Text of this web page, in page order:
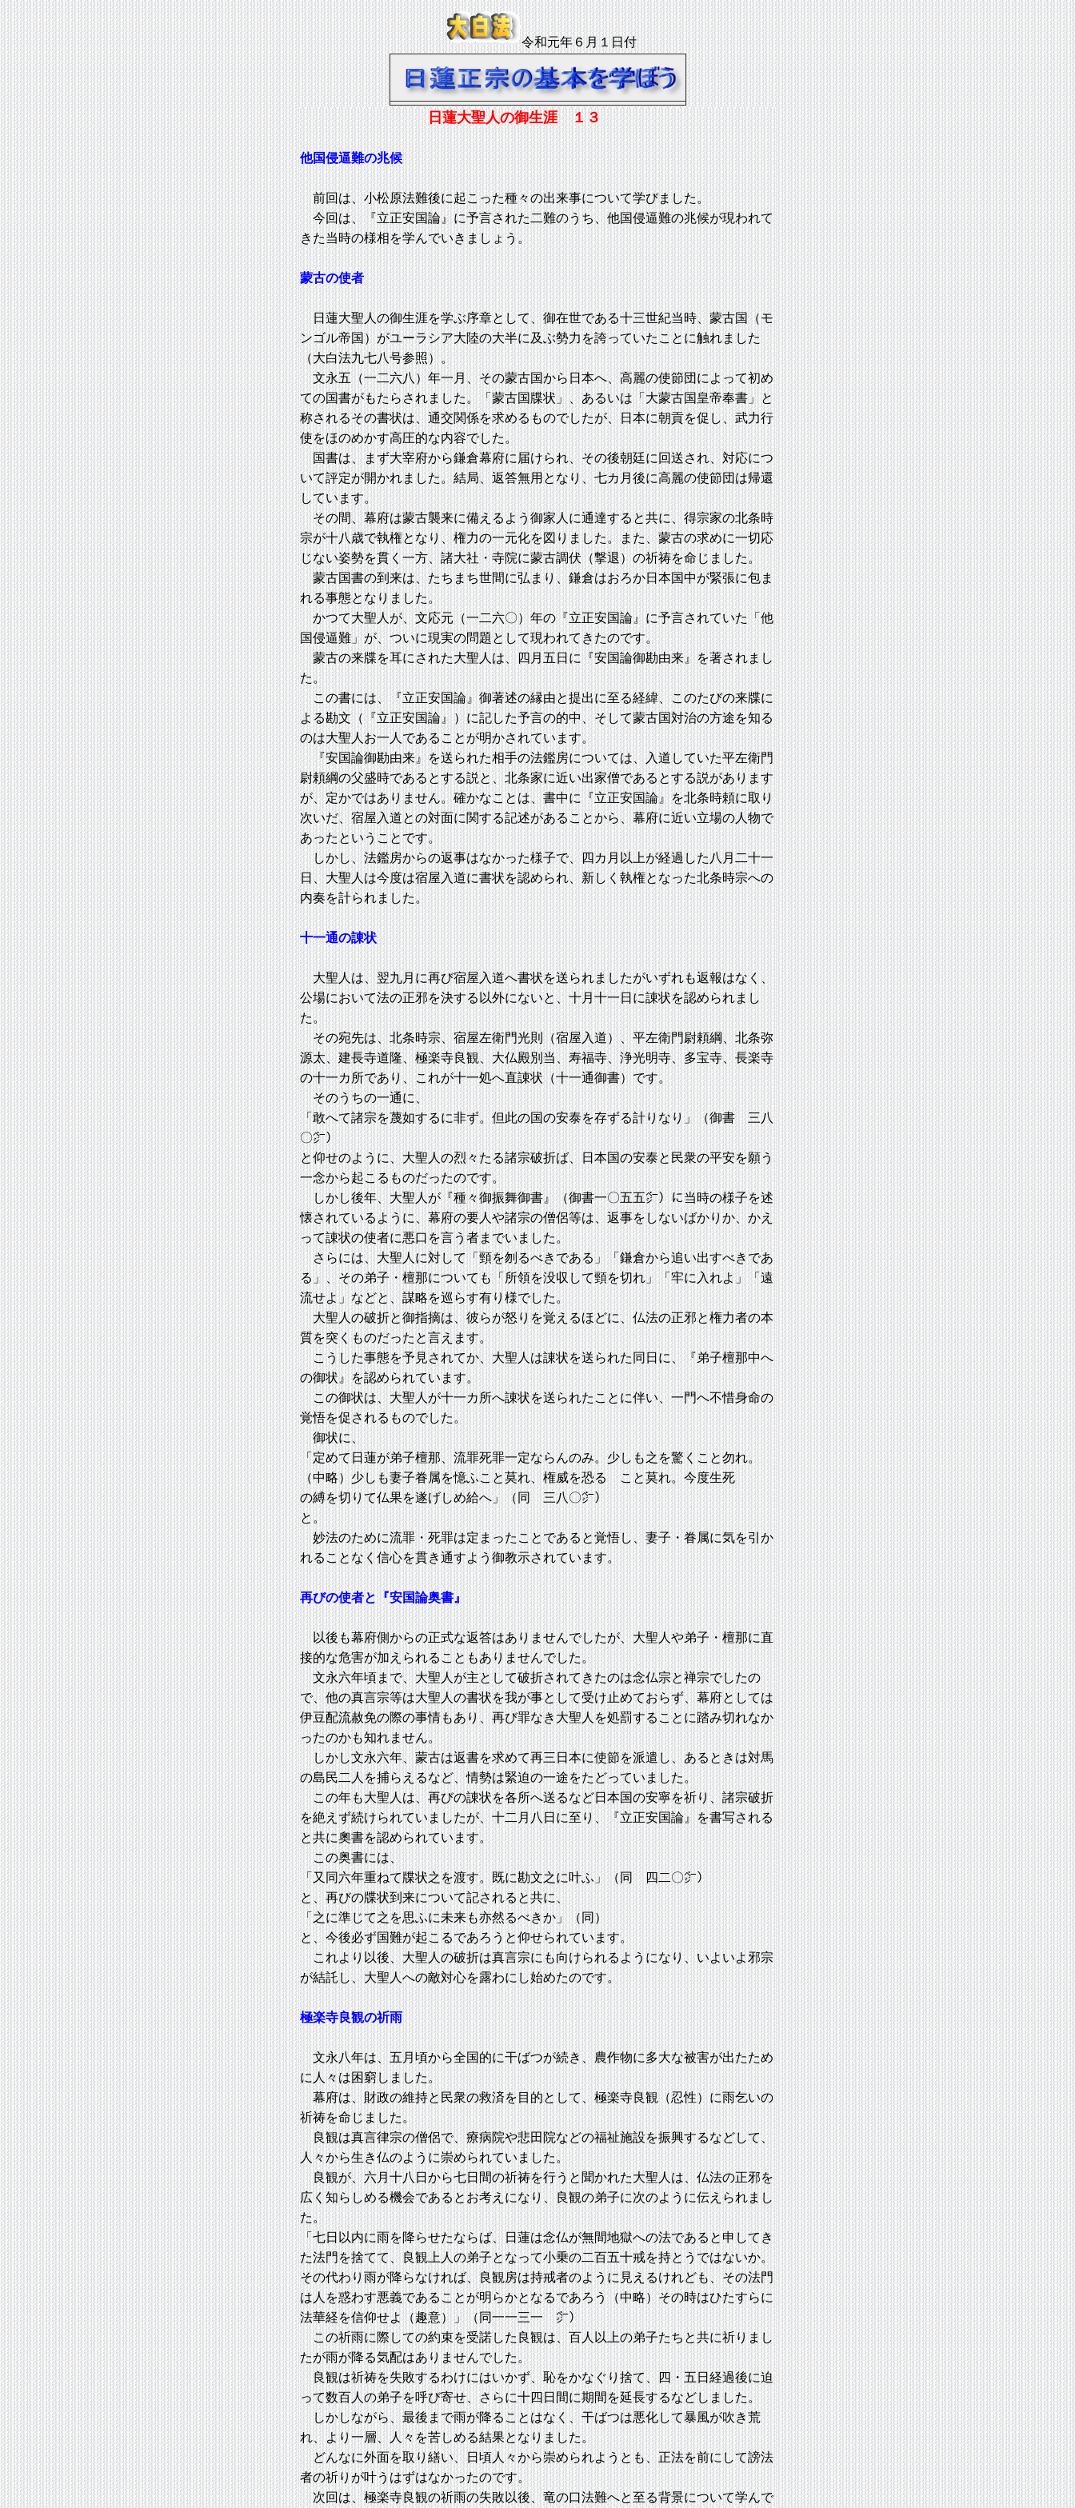
令和元年６月１日付
日蓮大聖人の御生涯 １３
他国侵逼難の兆候
前回は、小松原法難後に起こった種々の出来事について学びました。
今回は、『立正安国論』に予言された二難のうち、他国侵逼難の兆候が現われて
きた当時の様相を学んでいきましょう。
蒙古の使者
日蓮大聖人の御生涯を学ぶ序章として、御在世である十三世紀当時、蒙古国（モ
ンゴル帝国）がユーラシア大陸の大半に及ぶ勢力を誇っていたことに触れました
（大白法九七八号参照）。
文永五（一二六八）年一月、その蒙古国から日本へ、高麗の使節団によって初め
ての国書がもたらされました。「蒙古国牒状」、あるいは「大蒙古国皇帝奉書」と
称されるその書状は、通交関係を求めるものでしたが、日本に朝貢を促し、武力行
使をほのめかす高圧的な内容でした。
国書は、まず大宰府から鎌倉幕府に届けられ、その後朝廷に回送され、対応につ
いて評定が開かれました。結局、返答無用となり、七カ月後に高麗の使節団は帰還
しています。
その間、幕府は蒙古襲来に備えるよう御家人に通達すると共に、得宗家の北条時
宗が十八歳で執権となり、権力の一元化を図りました。また、蒙古の求めに一切応
じない姿勢を貫く一方、諸大社・寺院に蒙古調伏（撃退）の祈祷を命じました。
蒙古国書の到来は、たちまち世間に弘まり、鎌倉はおろか日本国中が緊張に包ま
れる事態となりました。
かつて大聖人が、文応元（一二六〇）年の『立正安国論』に予言されていた「他
国侵逼難」が、ついに現実の問題として現われてきたのです。
蒙古の来牒を耳にされた大聖人は、四月五日に『安国論御勘由来』を著されまし
た。
この書には、『立正安国論』御著述の縁由と提出に至る経緯、このたびの来牒に
よる勘文（『立正安国論』）に記した予言の的中、そして蒙古国対治の方途を知る
のは大聖人お一人であることが明かされています。
『安国論御勘由来』を送られた相手の法鑑房については、入道していた平左衛門
尉頼綱の父盛時であるとする説と、北条家に近い出家僧であるとする説があります
が、定かではありません。確かなことは、書中に『立正安国論』を北条時頼に取り
次いだ、宿屋入道との対面に関する記述があることから、幕府に近い立場の人物で
あったということです。
しかし、法鑑房からの返事はなかった様子で、四カ月以上が経過した八月二十一
日、大聖人は今度は宿屋入道に書状を認められ、新しく執権となった北条時宗への
内奏を計られました。
十一通の諌状
大聖人は、翌九月に再び宿屋入道へ書状を送られましたがいずれも返報はなく、
公場において法の正邪を決する以外にないと、十月十一日に諌状を認められまし
た。
その宛先は、北条時宗、宿屋左衛門光則（宿屋入道）、平左衛門尉頼綱、北条弥
源太、建長寺道隆、極楽寺良観、大仏殿別当、寿福寺、浄光明寺、多宝寺、長楽寺
の十一カ所であり、これが十一処へ直諌状（十一通御書）です。
そのうちの一通に、
「敢へて諸宗を蔑如するに非ず。但此の国の安泰を存ずる計りなり」（御書 三八
〇㌻）
と仰せのように、大聖人の烈々たる諸宗破折ば、日本国の安泰と民衆の平安を願う
一念から起こるものだったのです。
しかし後年、大聖人が『種々御振舞御書』（御書一〇五五㌻）に当時の様子を述
懐されているように、幕府の要人や諸宗の僧侶等は、返事をしないばかりか、かえ
って諌状の使者に悪口を言う者までいました。
さらには、大聖人に対して「頸を刎るべきである」「鎌倉から追い出すべきであ
る」、その弟子・檀那についても「所領を没収して頸を切れ」「牢に入れよ」「遠
流せよ」などと、謀略を巡らす有り様でした。
大聖人の破折と御指摘は、彼らが怒りを覚えるほどに、仏法の正邪と権力者の本
質を突くものだったと言えます。
こうした事態を予見されてか、大聖人は諌状を送られた同日に、『弟子檀那中へ
の御状』を認められています。
この御状は、大聖人が十一カ所へ諌状を送られたことに伴い、一門へ不惜身命の
覚悟を促されるものでした。
御状に、
「定めて日蓮が弟子檀那、流罪死罪一定ならんのみ。少しも之を驚くこと勿れ。
（中略）少しも妻子眷属を憶ふこと莫れ、権威を恐るゝこと莫れ。今度生死
の縛を切りて仏果を遂げしめ給へ」（同 三八〇㌻）
と。
妙法のために流罪・死罪は定まったことであると覚悟し、妻子・眷属に気を引か
れることなく信心を貫き通すよう御教示されています。
再びの使者と『安国論奥書』
以後も幕府側からの正式な返答はありませんでしたが、大聖人や弟子・檀那に直
接的な危害が加えられることもありませんでした。
文永六年頃まで、大聖人が主として破折されてきたのは念仏宗と禅宗でしたの
で、他の真言宗等は大聖人の書状を我が事として受け止めておらず、幕府としては
伊豆配流赦免の際の事情もあり、再び罪なき大聖人を処罰することに踏み切れなか
ったのかも知れません。
しかし文永六年、蒙古は返書を求めて再三日本に使節を派遣し、あるときは対馬
の島民二人を捕らえるなど、情勢は緊迫の一途をたどっていました。
この年も大聖人は、再びの諌状を各所へ送るなど日本国の安寧を祈り、諸宗破折
を絶えず続けられていましたが、十二月八日に至り、『立正安国論』を書写される
と共に奧書を認められています。
この奥書には、
「又同六年重ねて牒状之を渡す。既に勘文之に叶ふ」（同 四二〇㌻）
と、再びの牒状到来について記されると共に、
「之に準じて之を思ふに未来も亦然るべきか」（同）
と、今後必ず国難が起こるであろうと仰せられています。
これより以後、大聖人の破折は真言宗にも向けられるようになり、いよいよ邪宗
が結託し、大聖人への敵対心を露わにし始めたのです。
極楽寺良観の祈雨
文永八年は、五月頃から全国的に干ばつが続き、農作物に多大な被害が出たため
に人々は困窮しました。
幕府は、財政の維持と民衆の救済を目的として、極楽寺良観（忍性）に雨乞いの
祈祷を命じました。
良観は真言律宗の僧侶で、療病院や悲田院などの福祉施設を振興するなどして、
人々から生き仏のように崇められていました。
良観が、六月十八日から七日間の祈祷を行うと聞かれた大聖人は、仏法の正邪を
広く知らしめる機会であるとお考えになり、良観の弟子に次のように伝えられまし
た。
「七日以内に雨を降らせたならば、日蓮は念仏が無間地獄への法であると申してき
た法門を捨てて、良観上人の弟子となって小乗の二百五十戒を持とうではないか。
その代わり雨が降らなければ、良観房は持戒者のように見えるけれども、その法門
は人を惑わす悪義であることが明らかとなるであろう（中略）その時はひたすらに
法華経を信仰せよ（趣意）」（同一一三一 ㌻）
この祈雨に際しての約束を受諾した良観は、百人以上の弟子たちと共に祈りまし
たが雨が降る気配はありませんでした。
良観は祈祷を失敗するわけにはいかず、恥をかなぐり捨て、四・五日経過後に迫
って数百人の弟子を呼び寄せ、さらに十四日間に期間を延長するなどしました。
しかしながら、最後まで雨が降ることはなく、干ばつは悪化して暴風が吹き荒
れ、より一層、人々を苦しめる結果となりました。
どんなに外面を取り繕い、日頃人々から崇められようとも、正法を前にして謗法
者の祈りが叶うはずはなかったのです。
次回は、極楽寺良観の祈雨の失敗以後、竜の口法難へと至る背景について学んで